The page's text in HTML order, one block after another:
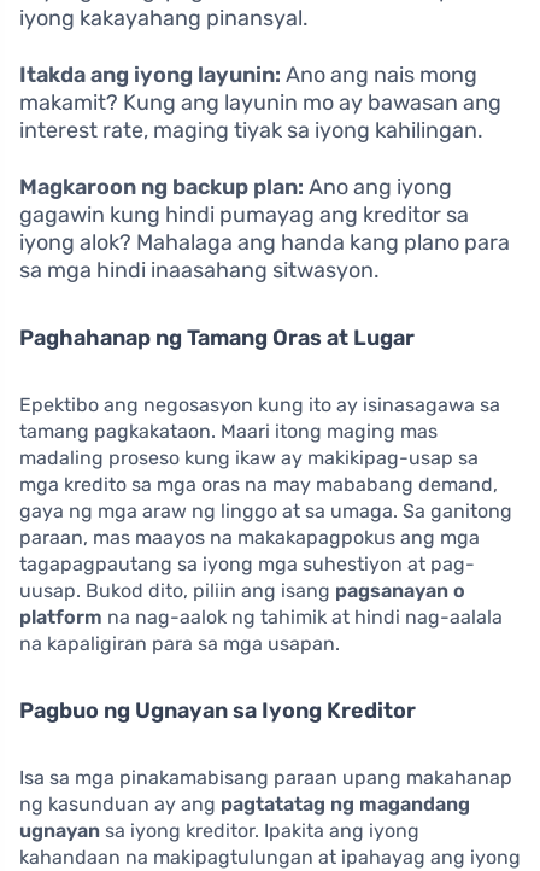
iyong kakayahang pinansyal.
Itakda ang iyong layunin: Ano ang nais mong
makamit? Kung ang layunin mo ay bawasan ang
interest rate, maging tiyak sa iyong kahilingan.
Magkaroon ng backup plan: Ano ang iyong
gagawin kung hindi pumayag ang kreditor sa
iyong alok? Mahalaga ang handa kang plano para
sa mga hindi inaasahang sitwasyon.
Paghahanap ng Tamang Oras at Lugar
Epektibo ang negosasyon kung ito ay isinasagawa sa
tamang pagkakataon. Maari itong maging mas
madaling proseso kung ikaw ay makikipag-usap sa
mga kredito sa mga oras na may mababang demand,
gaya ng mga araw ng linggo at sa umaga. Sa ganitong
paraan, mas maayos na makakapagpokus ang mga
tagapagpautang sa iyong mga suhestiyon at pag-
uusap. Bukod dito, piliin ang isang pagsanayan o
platform na nag-aalok ng tahimik at hindi nag-aalala
na kapaligiran para sa mga usapan.
Pagbuo ng Ugnayan sa Iyong Kreditor
Isa sa mga pinakamabisang paraan upang makahanap
ng kasunduan ay ang pagtatatag ng magandang
ugnayan sa iyong kreditor. Ipakita ang iyong
kahandaan na makipagtulungan at ipahayag ang iyong